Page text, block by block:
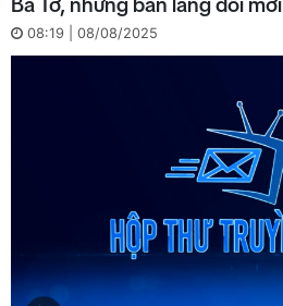
Ba Tơ, những bản làng đổi mới
08:19 | 08/08/2025